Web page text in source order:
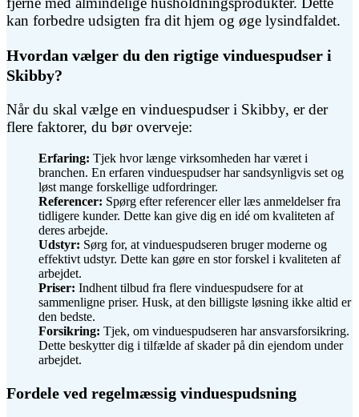
kan forbedre udsigten fra dit hjem og øge lysindfaldet.
Hvordan vælger du den rigtige vinduespudser i
Skibby?
Når du skal vælge en vinduespudser i Skibby, er der
flere faktorer, du bør overveje:
Erfaring: Tjek hvor længe virksomheden har været i
branchen. En erfaren vinduespudser har sandsynligvis set og
løst mange forskellige udfordringer.
Referencer: Spørg efter referencer eller læs anmeldelser fra
tidligere kunder. Dette kan give dig en idé om kvaliteten af
deres arbejde.
Udstyr: Sørg for, at vinduespudseren bruger moderne og
effektivt udstyr. Dette kan gøre en stor forskel i kvaliteten af
arbejdet.
Priser: Indhent tilbud fra flere vinduespudsere for at
sammenligne priser. Husk, at den billigste løsning ikke altid er
den bedste.
Forsikring: Tjek, om vinduespudseren har ansvarsforsikring.
Dette beskytter dig i tilfælde af skader på din ejendom under
arbejdet.
Fordele ved regelmæssig vinduespudsning